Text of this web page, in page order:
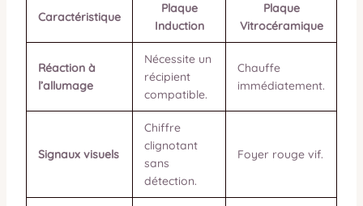
Caractéristique
Plaque
Induction
Plaque
Vitrocéramique
Réaction à
l’allumage
Nécessite un
récipient
compatible.
Chauffe
immédiatement.
Signaux visuels
Chiffre
clignotant
sans
détection.
Foyer rouge vif.